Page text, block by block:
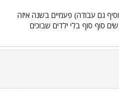
גם עבודה) פעמיים בשנה איזה
סוף סוף בלי ילדים שבוכים